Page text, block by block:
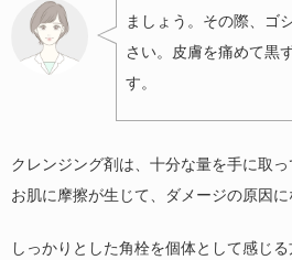
ましょう。その際、ゴ
さい。皮膚を痛めて黒
す。
クレンジング剤は、十分な量を手に取
お肌に摩擦が生じて、ダメージの原因に
しっかりとした角栓を個体として感じる